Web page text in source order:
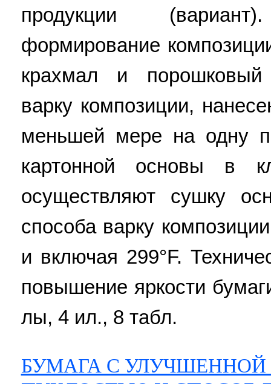
продукции
формирование
крахмал и порошковый
варку композиции,
меньшей мере на одну
картонной основы в
осуществляют сушку
способа варку
и включая 299°F.
повышение яркости
лы, 4 ил., 8 табл.
БУМАГА С